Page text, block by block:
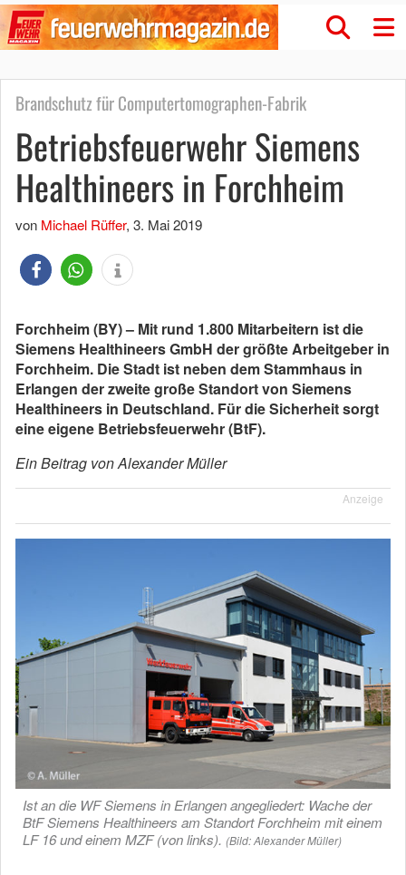
Brandschutz für Computertomographen-Fabrik
Betriebsfeuerwehr Siemens
Healthineers in Forchheim
von Michael Rüffer, 3. Mai 2019
Forchheim (BY) – Mit rund 1.800 Mitarbeitern ist die
Siemens Healthineers GmbH der größte Arbeitgeber in
Forchheim. Die Stadt ist neben dem Stammhaus in
Erlangen der zweite große Standort von Siemens
Healthineers in Deutschland. Für die Sicherheit sorgt
eine eigene Betriebsfeuerwehr (BtF).
Ein Beitrag von Alexander Müller
Anzeige
Ist an die WF Siemens in Erlangen angegliedert: Wache der
BtF Siemens Healthineers am Standort Forchheim mit einem
LF 16 und einem MZF (von links). (Bild: Alexander Müller)